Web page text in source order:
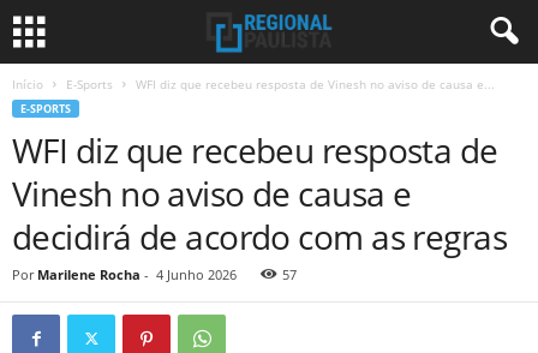
Início E-Sports WFI diz que recebeu resposta de Vinesh no aviso de causa e...
E-SPORTS
WFI diz que recebeu resposta de
Vinesh no aviso de causa e
decidirá de acordo com as regras
Por Marilene Rocha - 4 Junho 2026 57